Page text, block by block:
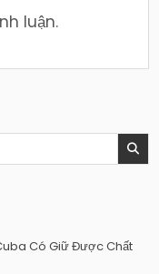
luận.
Có Giữ Được Chất